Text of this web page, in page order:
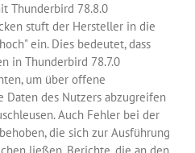
Thunderbird 78.8.0
stuft der Hersteller in die
ein. Dies bedeutet, dass
in Thunderbird 78.7.0
um über offene
Daten des Nutzers abzugreifen
Auch Fehler bei der
die sich zur Ausführung